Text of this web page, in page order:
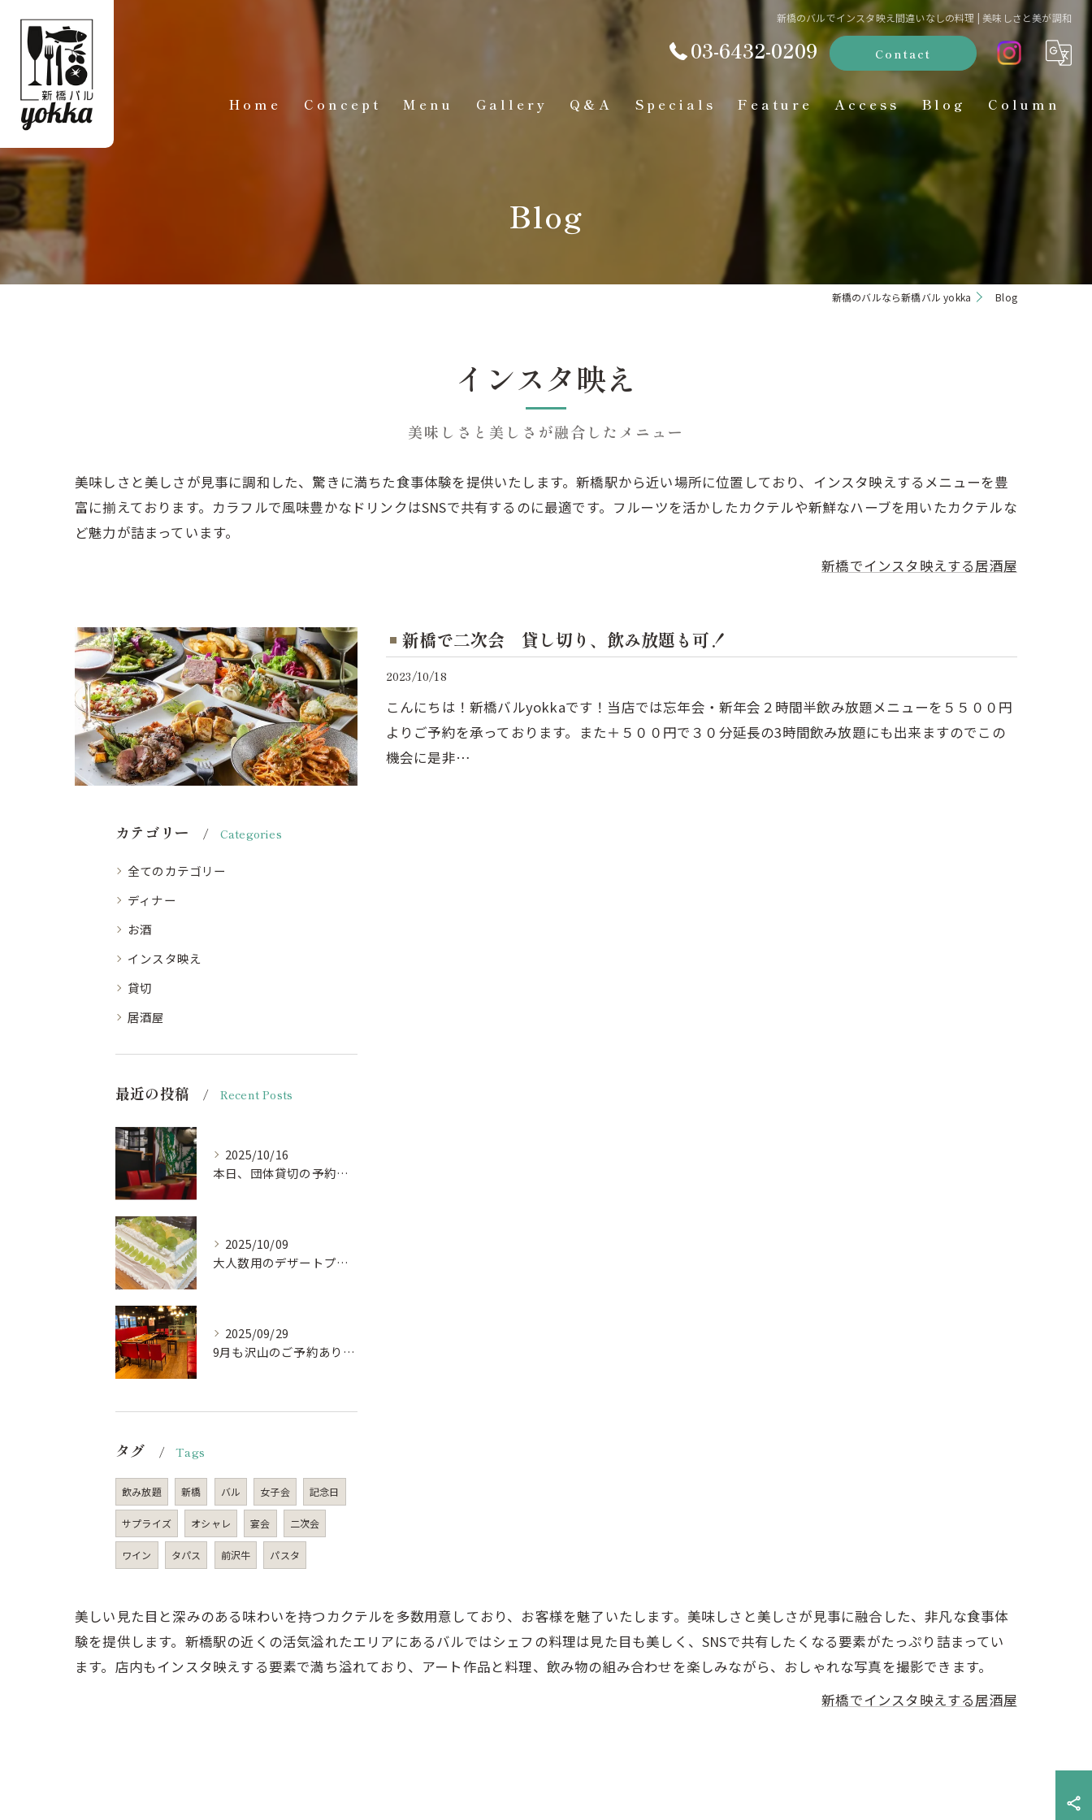
新橋のバルでインスタ映え間違いなしの料理 | 美味しさと美が調和
03-6432-0209 Contact
Home Concept Menu Gallery Q&A Specials Feature
ディナー
お酒
Access Blog Column
Blog
新橋のバルなら新橋バル yokka Blog
インスタ映え
美味しさと美しさが融合したメニュー
美味しさと美しさが見事に調和した、驚きに満ちた食事体験を提供いたします。新橋駅から近い場所に位置しており、インスタ映えするメニューを豊
富に揃えております。カラフルで風味豊かなドリンクはSNSで共有するのに最適です。フルーツを活かしたカクテルや新鮮なハーブを用いたカクテルな
ど魅力が詰まっています。
新橋でインスタ映えする居酒屋
新橋で二次会 貸し切り、飲み放題も可！
2023/10/18
こんにちは！新橋バルyokkaです！当店では忘年会・新年会２時間半飲み放題メニューを５５００円
よりご予約を承っております。また＋５００円で３０分延長の3時間飲み放題にも出来ますのでこの
機会に是非…
カテゴリー Categories
全てのカテゴリー
ディナー
お酒
インスタ映え
貸切
居酒屋
最近の投稿 Recent Posts
2025/10/16
本日、団体貸切の予約がキャンセルになりお席がほぼ空いておりま...
2025/10/09
大人数用のデザートプレート🍰🎂
2025/09/29
9月も沢山のご予約ありがとうございました。
タグ Tags
飲み放題 新橋 バル 女子会 記念日
サプライズ オシャレ 宴会 二次会
ワイン タパス 前沢牛 パスタ
美しい見た目と深みのある味わいを持つカクテルを多数用意しており、お客様を魅了いたします。美味しさと美しさが見事に融合した、非凡な食事体
験を提供します。新橋駅の近くの活気溢れたエリアにあるバルではシェフの料理は見た目も美しく、SNSで共有したくなる要素がたっぷり詰まってい
ます。店内もインスタ映えする要素で満ち溢れており、アート作品と料理、飲み物の組み合わせを楽しみながら、おしゃれな写真を撮影できます。
新橋でインスタ映えする居酒屋